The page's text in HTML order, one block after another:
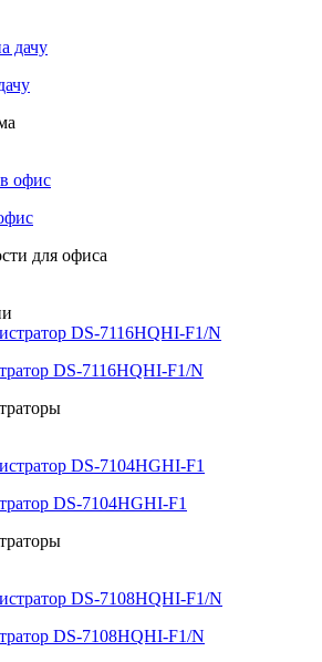
для офиса
DS-7116HQHI-F1/N
DS-7104HGHI-F1
DS-7108HQHI-F1/N